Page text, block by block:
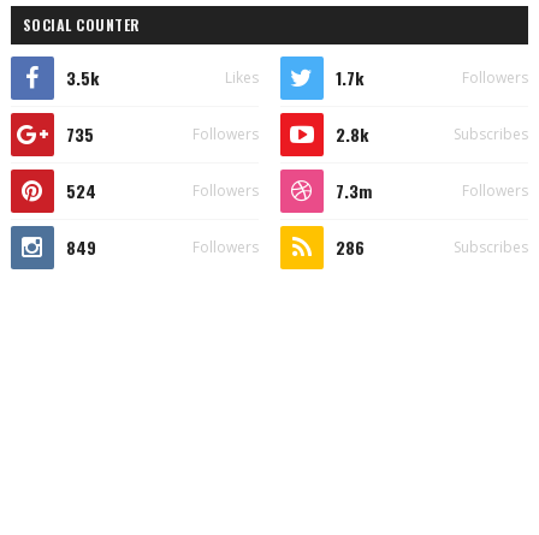
SOCIAL COUNTER
3.5k Likes 1.7k Followers
735 Followers 2.8k Subscribes
524 Followers 7.3m Followers
849 Followers 286 Subscribes